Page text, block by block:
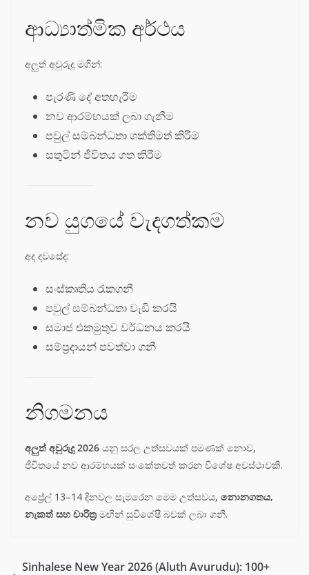
ආධ්‍යාත්මික අර්ථය
අලුත් අවුරුදු මගින්:
පැරණි දේ අතහැරීම
නව ආරම්භයක් ලබා ගැනීම
පවුල් සම්බන්ධතා ශක්තිමත් කිරීම
සතුටින් ජීවිතය ගත කිරීම
නව යුගයේ වැදගත්කම
අද දවසේද:
සංස්කෘතිය රැකගනී
පවුල් සම්බන්ධතා වැඩි කරයි
සමාජ එකමුතුව වර්ධනය කරයි
සම්ප්‍රදායන් පවත්වා ගනී
නිගමනය
අලුත් අවුරුදු 2026 යනු සරල උත්සවයක් පමණක් නොව,
ජීවිතයේ නව ආරම්භයක් සංකේතවත් කරන විශේෂ අවස්ථාවකි.
අප්‍රේල් 13–14 දිනවල සැමරෙන මෙම උත්සවය, නොනගතය,
නැකත් සහ චාරිත්‍ර මඟින් සුවිශේෂී බවක් ලබා ගනී.
Sinhalese New Year 2026 (Aluth Avurudu): 100+